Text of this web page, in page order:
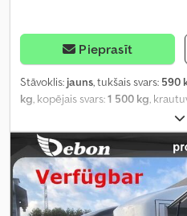
Pieprasīt
Stāvoklis: jauns, tukšais svars: 590
kg , kopējais svars:1 500 kg ,
1 770
augstums:1 800 mm,
sudraba, būvniecības augstums:
mm,